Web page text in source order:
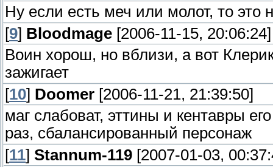
Ну если есть меч или молот, то это
[9] Bloodmage [2006-11-15, 20:06:24]
Воин хорош, но вблизи, а вот
зажигает
[10] Doomer [2006-11-21, 21:39:50]
маг слабоват, эттины и кентавры
раз, сбалансированный персонаж
[11] Stannum-119 [2007-01-03,